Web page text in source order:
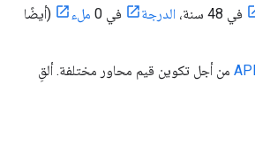
في 48 سنة، الدرجة في 0 ملء
(أيضًا
من أجل تكوين قيم محاور مختلفة. ألقِ